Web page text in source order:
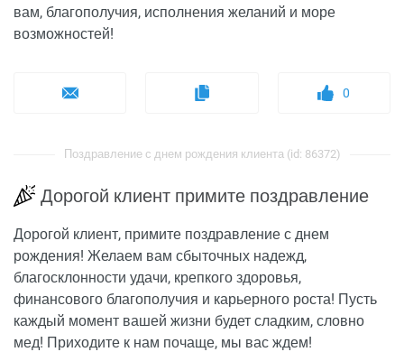
вам, благополучия, исполнения желаний и море
возможностей!
0
Поздравление с днем рождения клиента (id: 86372)
Дорогой клиент примите поздравление
Дорогой клиент, примите поздравление с днем
рождения! Желаем вам сбыточных надежд,
благосклонности удачи, крепкого здоровья,
финансового благополучия и карьерного роста! Пусть
каждый момент вашей жизни будет сладким, словно
мед! Приходите к нам почаще, мы вас ждем!